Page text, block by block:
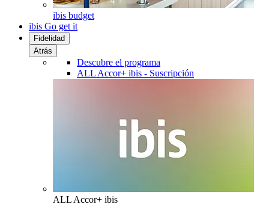
ibis budget
ibis Go get it
Fidelidad
Atrás
Descubre el programa
ALL Accor+ ibis - Suscripción
ALL Accor+ ibis